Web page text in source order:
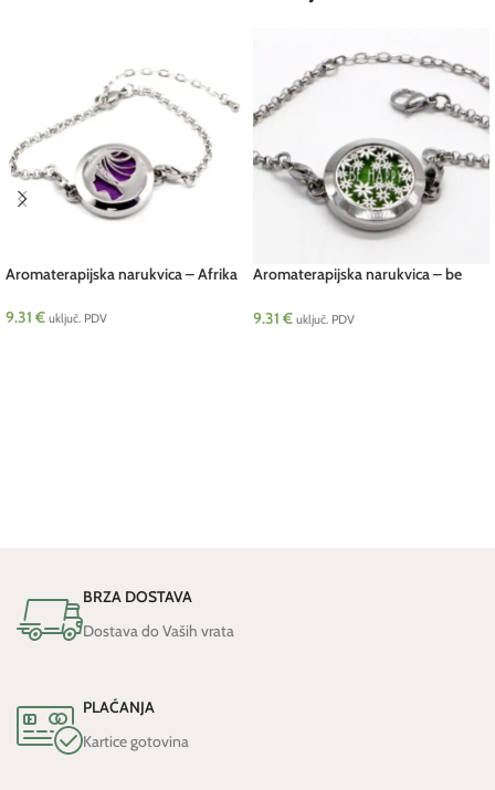
Aromaterapijska narukvica – Afrika
9.31 € uključ. PDV
Aromaterapijska narukvica – be
9.31 € uključ. PDV
BRZA DOSTAVA
Dostava do Vaših vrata
PLAĆANJA
Kartice gotovina